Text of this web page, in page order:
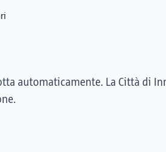
automaticamente. La Città di